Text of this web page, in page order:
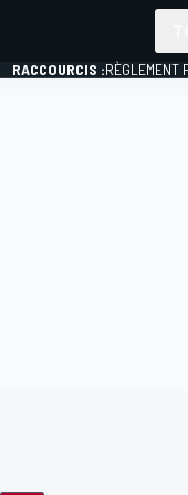
RACCOURCIS :RÈGLEMENT